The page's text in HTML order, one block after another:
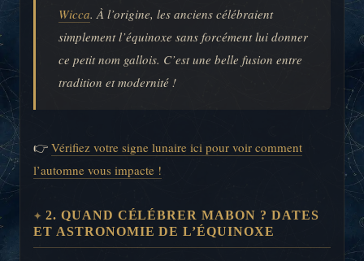
Wicca. À l’origine, les anciens célébraient
simplement l’équinoxe sans forcément lui donner
ce petit nom gallois. C’est une belle fusion entre
tradition et modernité !
👉 Vérifiez votre signe lunaire ici pour voir comment
l’automne vous impacte !
2. QUAND CÉLÉBRER MABON ? DATES
ET ASTRONOMIE DE L’ÉQUINOXE